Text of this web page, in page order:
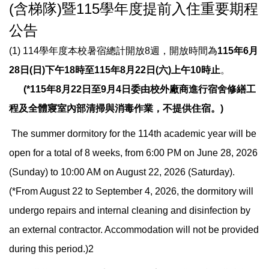
(含梯隊)暨115學年度提前入住重要期程
公告
(1) 114學年度本校暑宿總計開放8週，開放時間為115年6月
28日(日)下午18時至115年8月22日(六)上午10時止。
(*115年8月22日至9月4日委由校外廠商進行宿舍修繕工
程及全體寢室內部清掃與消毒作業，不提供住宿。)
The summer dormitory for the 114th academic year will be
open for a total of 8 weeks, from 6:00 PM on June 28, 2026
(Sunday) to 10:00 AM on August 22, 2026 (Saturday).
(*From August 22 to September 4, 2026, the dormitory will
undergo repairs and internal cleaning and disinfection by
an external contractor. Accommodation will not be provided
during this period.)2